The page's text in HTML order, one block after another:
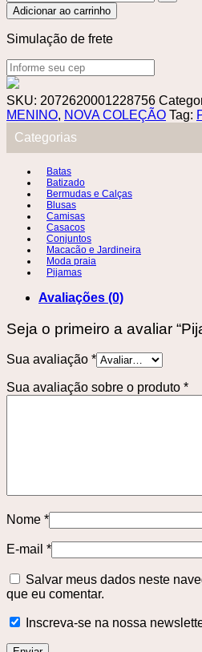
Adicionar ao carrinho
Simulação de frete
SKU: 2072620001228756
MENINO, NOVA COLEÇÃO Tag:
Categorias
Batas
Batizado
Bermudas e Calças
Blusas
Camisas
Casacos
Conjuntos
Macacão e Jardineira
Moda praia
Pijamas
Avaliações (0)
Seja o primeiro a avaliar
Sua avaliação *
Sua avaliação sobre o produto *
Nome *
E-mail *
Salvar meus dados neste
que eu comentar.
Inscreva-se na nossa